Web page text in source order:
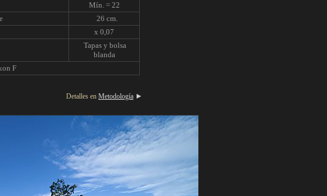
Mín. = 22
26 cm.
x 0,07
Tapas y bolsa
blanda
F
Detalles en Metodología ►